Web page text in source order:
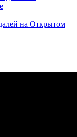
на Открытом